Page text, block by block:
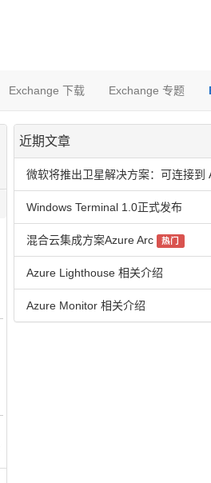
Exchange 下载 Exchange 专题
近期文章
微软将推出卫星解决方案：可连接到
Windows Terminal 1.0正式发布
混合云集成方案Azure Arc 热门
Azure Lighthouse 相关介绍
Azure Monitor 相关介绍